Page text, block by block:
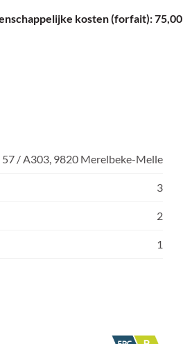
kosten (forfait): 75,00
/ A303, 9820 Merelbeke-Melle
3
2
1